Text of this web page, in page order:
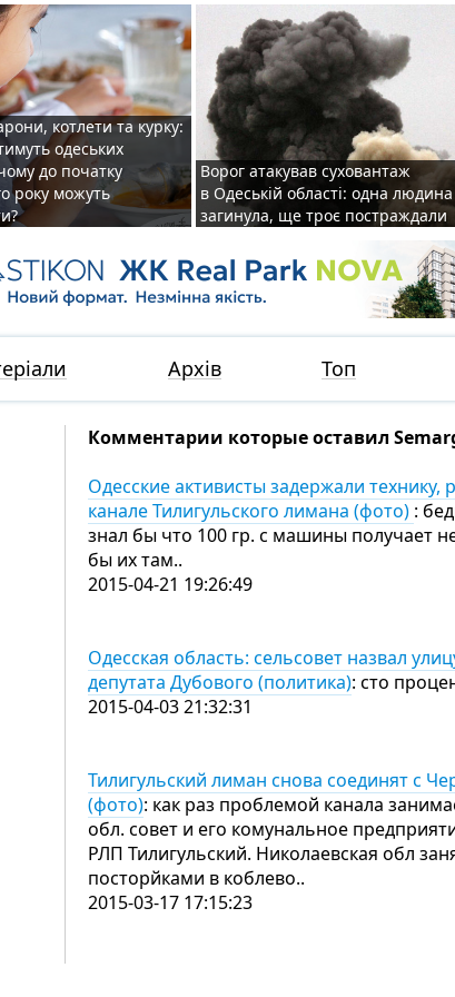
котлети та курку:
одеських
до початку
року можуть
Ворог атакував суховантаж
в Одеській області: одна людина
загинула, ще троє постраждали
Архів Топ
Комментарии которые оставил
Одесские активисты задержали
канале Тилигульского лимана (фото) :
знал бы что 100 гр. с машины получает
бы их там..
2015-04-21 19:26:49
Одесская область: сельсовет назвал
депутата Дубового (политика): сто
2015-04-03 21:32:31
Тилигульский лиман снова соединят с
(фото): как раз проблемой канала
обл. совет и его комунальное
РЛП Тилигульский. Николаевская обл
посторйками в коблево..
2015-03-17 17:15:23